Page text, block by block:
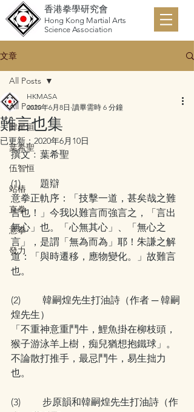
香港拳學研究會
Hong Kong Martial Arts
Science Association
文章
All Posts
韓星垣
葉希聖
伍智恒
站樁
直拳
意拳
發力
All Posts
難言也集
HKMASA
2020年6月8日 讀畢需時 6 分鐘
已更新： 2020年6月10日
撰文﹕葉希聖
(1)        題辯
意拳正軌序：「技擊一道，甚矣哉之難
言也！」今我以難言而強言之，「言出
無心」也。「心無其心」、「無心之
言」，是謂「無為而為」耶！朱謙之解
道：「與時遷移，應物變化。」故難言
也。
(2)         韓嗣煌先生打油詩（作者 ─ 韓嗣
煌先生）
「不重神意重鬥牛，鯉魚掛在柳枝頭，
猴子游泳羊上樹，痴兒猶想抱鐵球」。
不論散打推手，最忌鬥牛，易生拙力
也。
(3)         步原韻和韓嗣煌先生打油詩（作